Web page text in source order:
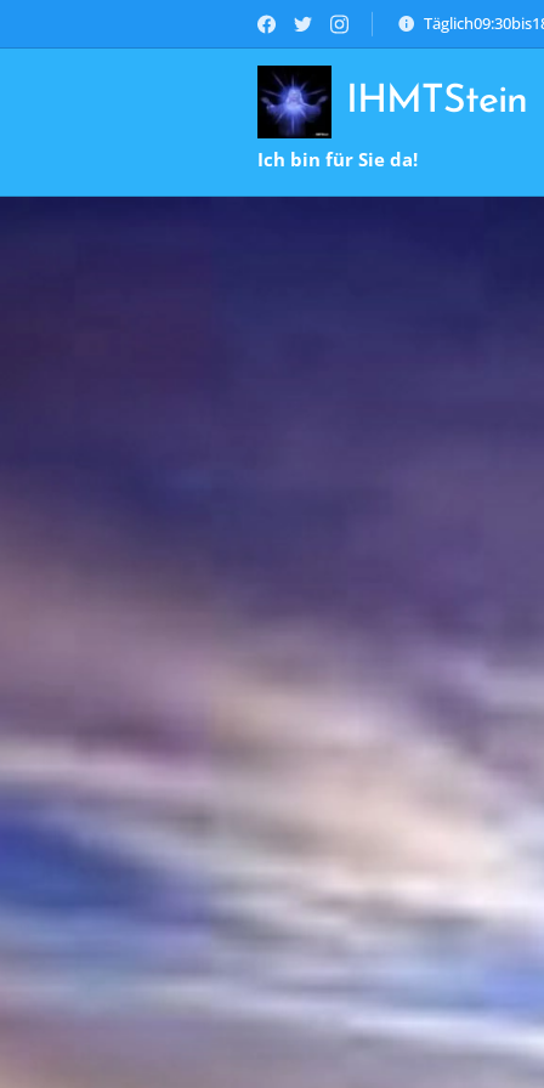
IHMTStein
Ich bin für Sie da!